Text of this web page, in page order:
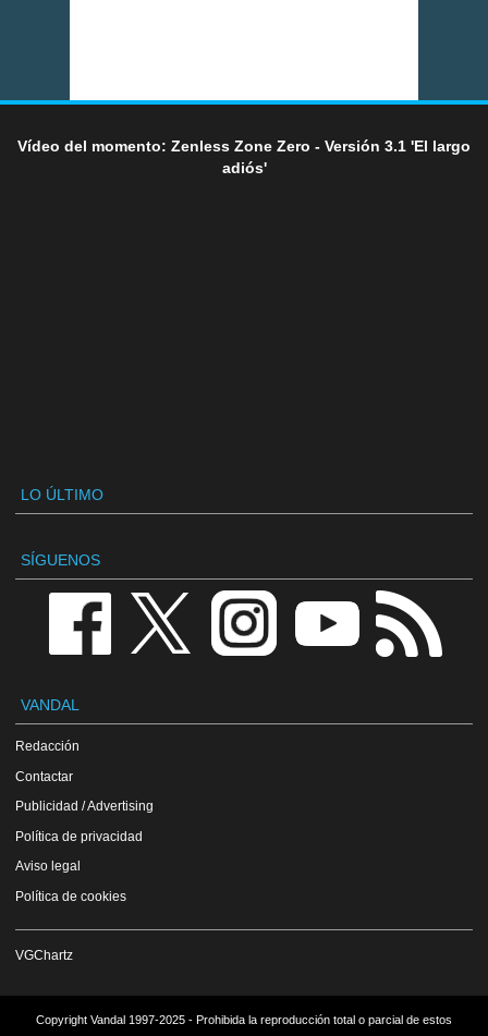
Vídeo del momento: Zenless Zone Zero - Versión 3.1 'El largo
adiós'
LO ÚLTIMO
SÍGUENOS
VANDAL
Redacción
Contactar
Publicidad / Advertising
Política de privacidad
Aviso legal
Política de cookies
VGChartz
Copyright Vandal 1997-2025 - Prohibida la reproducción total o parcial de estos